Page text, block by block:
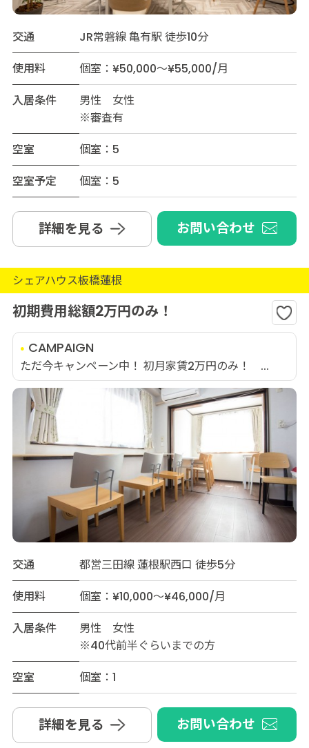
交通
JR常磐線 亀有駅 徒歩10分
使用料
個室：¥50,000～¥55,000/月
入居条件
男性 女性
※審査有
空室
個室：5
空室予定
個室：5
詳細を見る お問い合わせ
シェアハウス板橋蓮根
初期費用総額2万円のみ！
CAMPAIGN
ただ今キャンペーン中！ 初月家賃2万円のみ！ ...
交通
都営三田線 蓮根駅西口 徒歩5分
使用料
個室：¥10,000～¥46,000/月
入居条件
男性 女性
※40代前半ぐらいまでの方
空室
個室：1
詳細を見る お問い合わせ